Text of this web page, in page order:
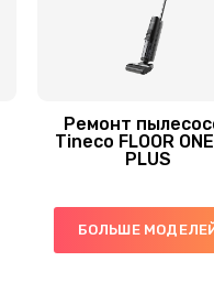
Ремонт
Tineco FLOOR
PLUS
БОЛЬШЕ